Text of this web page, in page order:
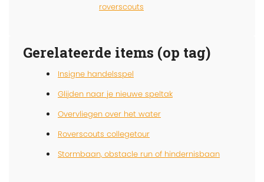
roverscouts
Gerelateerde items (op tag)
Insigne handelsspel
Glijden naar je nieuwe speltak
Overvliegen over het water
Roverscouts collegetour
Stormbaan, obstacle run of hindernisbaan